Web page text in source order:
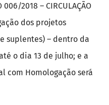
006/2018 – CIRCULAÇÃO
dos projetos
suplentes) – dentro da
o dia 13 de julho; e a
com Homologação será